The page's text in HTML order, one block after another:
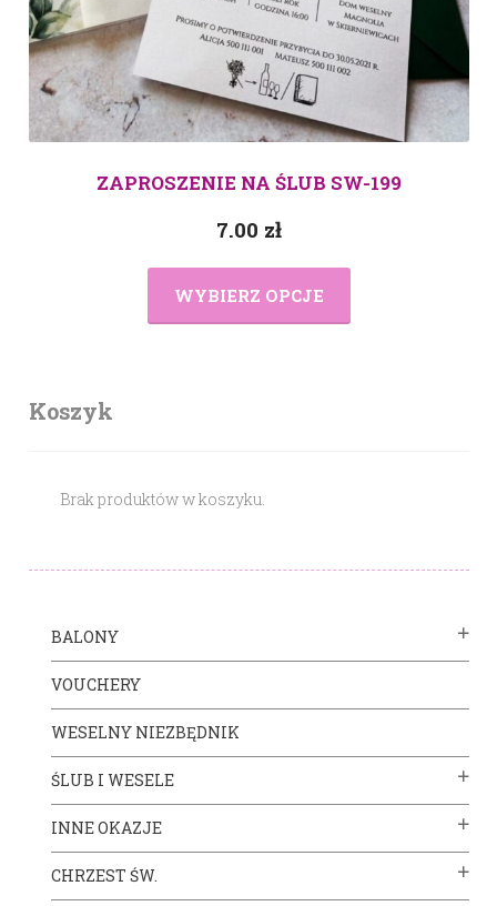
ZAPROSZENIE NA ŚLUB SW-199
7.00 zł
WYBIERZ OPCJE
Koszyk
Brak produktów w koszyku.
BALONY
VOUCHERY
WESELNY NIEZBĘDNIK
ŚLUB I WESELE
INNE OKAZJE
CHRZEST ŚW.